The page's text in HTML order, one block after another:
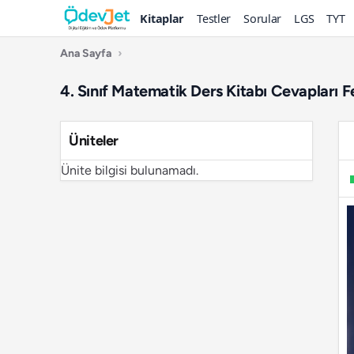
Kitaplar Testler Sorular LGS TYT
Ana Sayfa ›
4. Sınıf Matematik Ders Kitabı Cevapları
Üniteler
Ünite bilgisi bulunamadı.